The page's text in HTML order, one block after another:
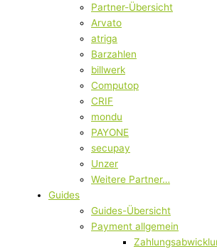
Partner-Übersicht
Arvato
atriga
Barzahlen
billwerk
Computop
CRIF
mondu
PAYONE
secupay
Unzer
Weitere Partner…
Guides
Guides-Übersicht
Payment allgemein